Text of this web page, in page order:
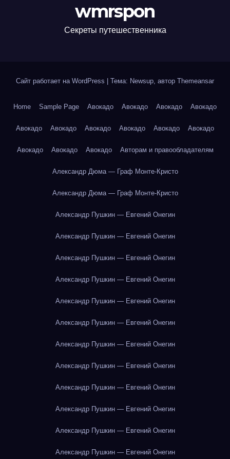
wmrspon
Секреты путешественника
Сайт работает на WordPress Тема: Newsup, автор Themeansar
Home Sample Page Авокадо Авокадо Авокадо Авокадо
Авокадо Авокадо Авокадо Авокадо Авокадо Авокадо
Авокадо Авокадо Авокадо Авторам и правообладателям
Александр Дюма — Граф Монте-Кристо
Александр Дюма — Граф Монте-Кристо
Александр Пушкин — Евгений Онегин
Александр Пушкин — Евгений Онегин
Александр Пушкин — Евгений Онегин
Александр Пушкин — Евгений Онегин
Александр Пушкин — Евгений Онегин
Александр Пушкин — Евгений Онегин
Александр Пушкин — Евгений Онегин
Александр Пушкин — Евгений Онегин
Александр Пушкин — Евгений Онегин
Александр Пушкин — Евгений Онегин
Александр Пушкин — Евгений Онегин
Александр Пушкин — Евгений Онегин